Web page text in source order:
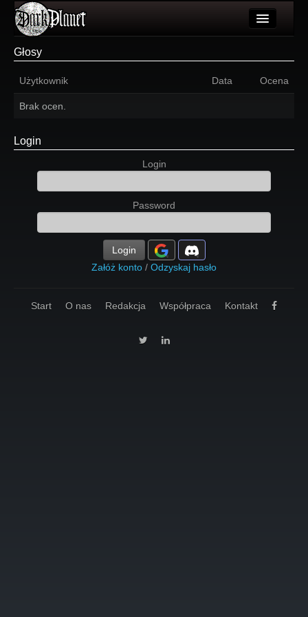
Wydarzenia
Forum
Głosy
Użytkownik Data Ocena
Brak ocen.
Login
Login
Password
Login
Załóż konto / Odzyskaj hasło
Start O nas Redakcja Współpraca Kontakt